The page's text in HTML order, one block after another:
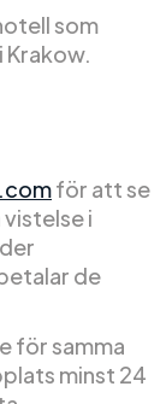
som
Krakow.
för att se
i
de
för samma
minst 24